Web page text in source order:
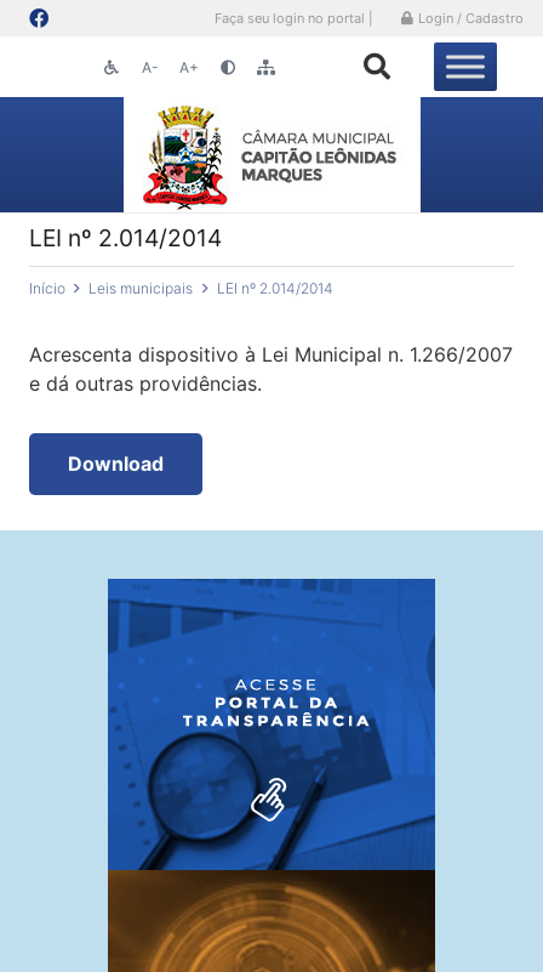
Faça seu login no portal | Login / Cadastro
A- A+
LEI nº 2.014/2014
Início Leis municipais LEI nº 2.014/2014
Acrescenta dispositivo à Lei Municipal n. 1.266/2007
e dá outras providências.
Download